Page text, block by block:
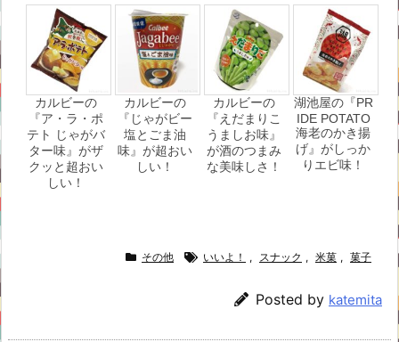
カルビーの
『ア・ラ・ポ
テト じゃがバ
ター味』がザ
クッと超おい
しい！
カルビーの
『じゃがビー
塩とごま油
味』が超おい
しい！
カルビーの
『えだまりこ
うましお味』
が酒のつまみ
な美味しさ！
湖池屋の『PR
IDE POTATO
海老のかき揚
げ』がしっか
りエビ味！
その他 いいよ！ , スナック , 米菓 , 菓子
Posted by katemita